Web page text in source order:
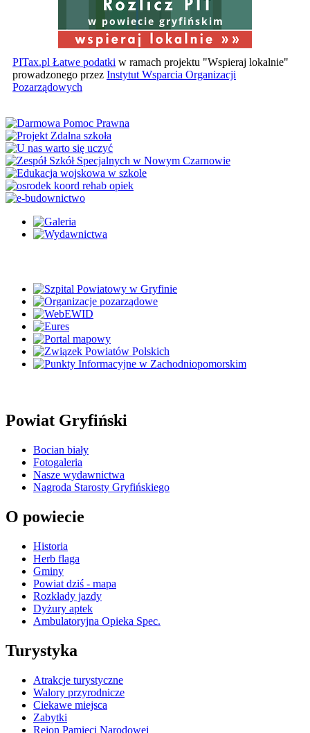
w powiecie gryfińskim
PITax.pl Łatwe podatki w ramach projektu "Wspieraj lokalnie"
prowadzonego przez Instytut Wsparcia Organizacji
Pozarządowych
Powiat Gryfiński
Bocian biały
Fotogaleria
Nasze wydawnictwa
Nagroda Starosty Gryfińskiego
O powiecie
Historia
Herb flaga
Gminy
Powiat dziś - mapa
Rozkłady jazdy
Dyżury aptek
Ambulatoryjna Opieka Spec.
Turystyka
Atrakcje turystyczne
Walory przyrodnicze
Ciekawe miejsca
Zabytki
Rejon Pamięci Narodowej